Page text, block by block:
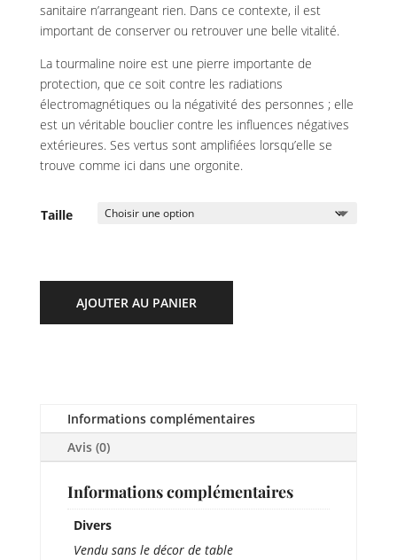
sanitaire n’arrangeant rien. Dans ce contexte, il est
important de conserver ou retrouver une belle vitalité.
La tourmaline noire est une pierre importante de
protection, que ce soit contre les radiations
électromagnétiques ou la négativité des personnes ; elle
est un véritable bouclier contre les influences négatives
extérieures. Ses vertus sont amplifiées lorsqu’elle se
trouve comme ici dans une orgonite.
Taille
AJOUTER AU PANIER
Informations complémentaires
Avis (0)
Informations complémentaires
Divers
Vendu sans le décor de table